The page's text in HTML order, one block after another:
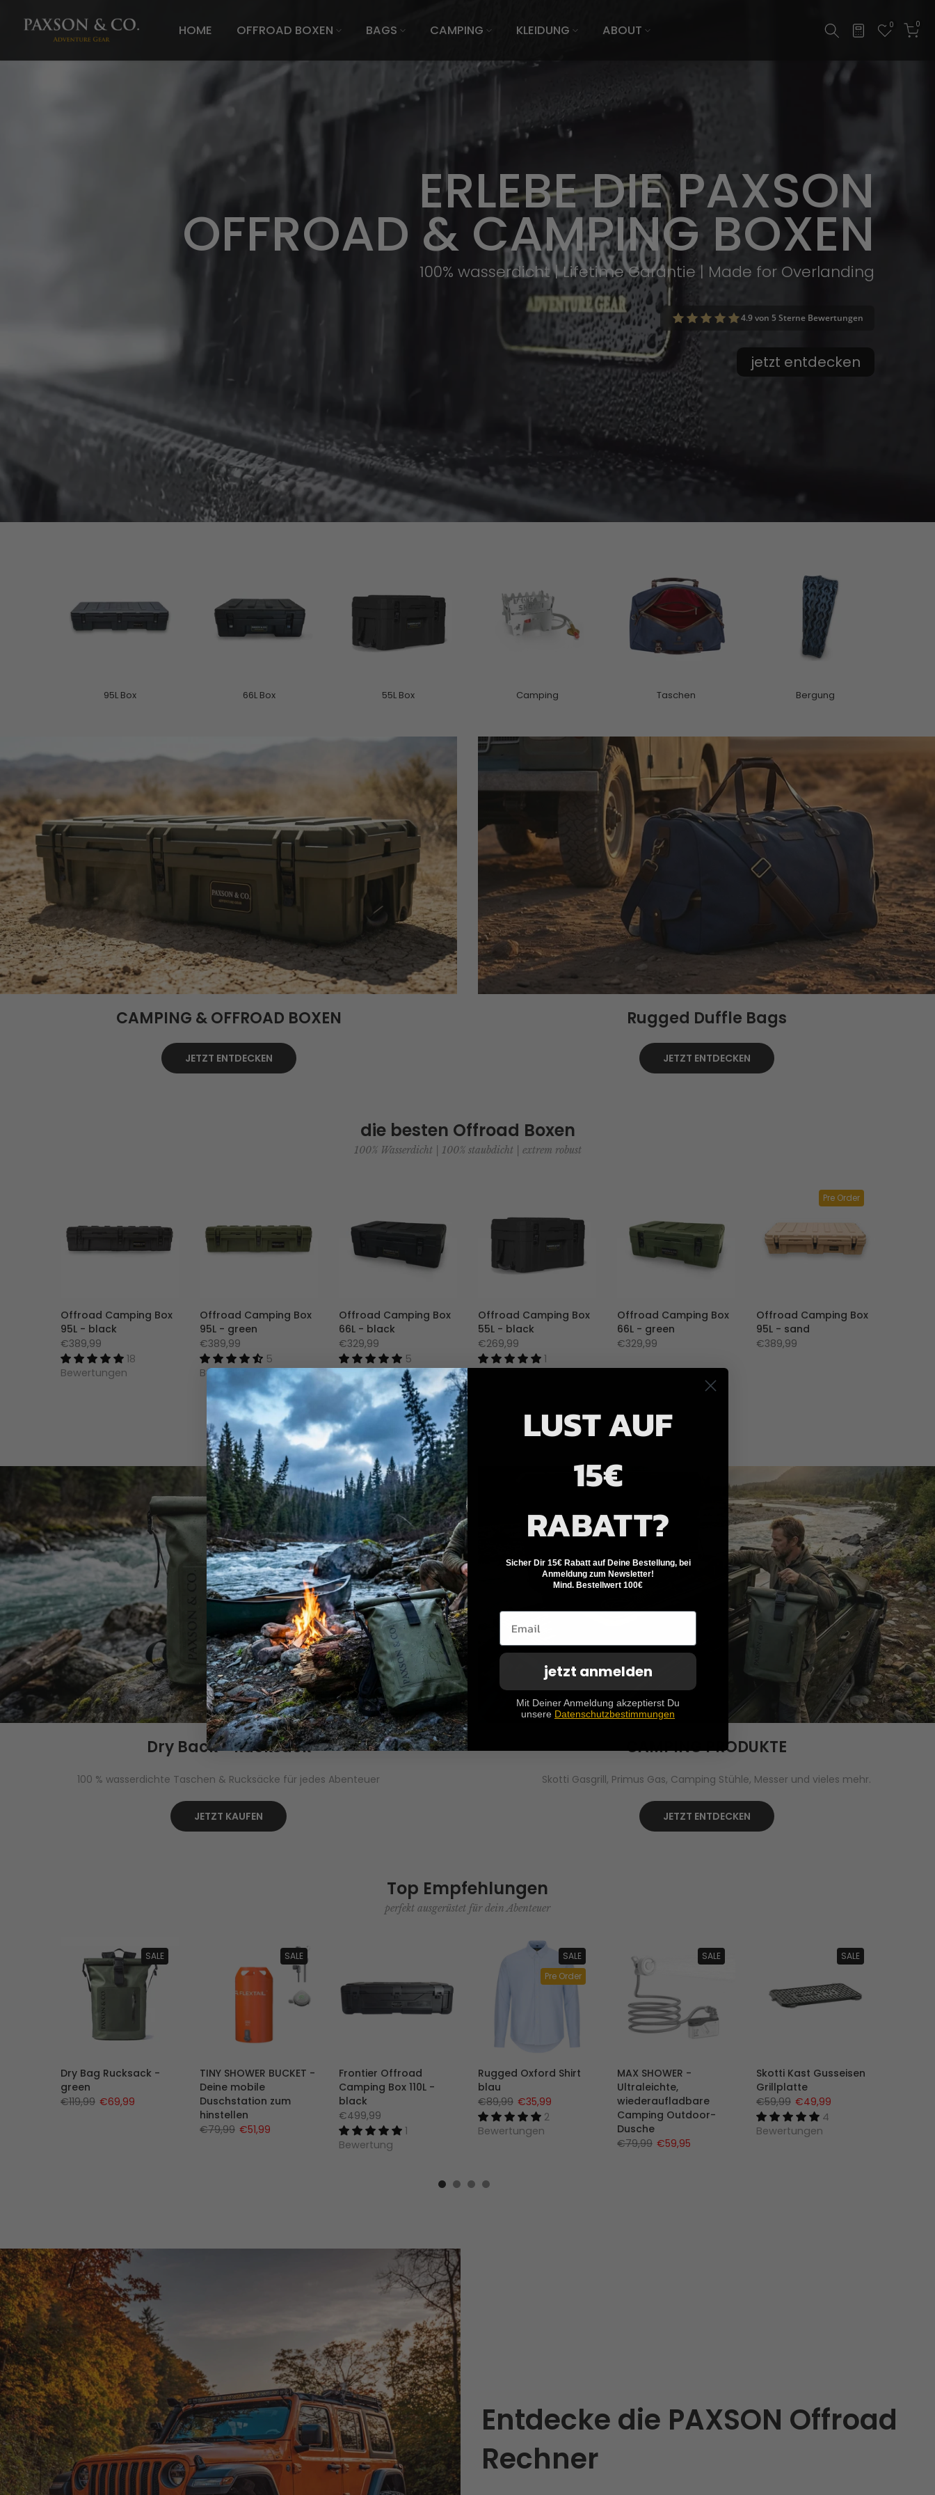
HOME OFFROAD BOXEN BAGS CAMPING KLEIDUNG ABOUT 0 0
ERLEBE DIE PAXSON
OFFROAD & CAMPING BOXEN
100% wasserdicht | Lifetime Garantie | Made for Overlanding
4.9 von 5 Sterne Bewertungen
jetzt entdecken
95L Box 66L Box 55L Box Camping Taschen Bergung
CAMPING & OFFROAD BOXEN
JETZT ENTDECKEN
Rugged Duffle Bags
JETZT ENTDECKEN
die besten Offroad Boxen
100% Wasserdicht | 100% staubdicht | extrem robust
Offroad Camping Box
95L - black
€389,99
18
Bewertungen
Offroad Camping Box
95L - green
€389,99
5
Bewertungen
Offroad Camping Box
66L - black
€329,99
5
Bewertungen
Offroad Camping Box
55L - black
€269,99
1
Bewertung
Offroad Camping Box
66L - green
€329,99
Pre Order
Offroad Camping Box
95L - sand
€389,99
Dry Back - Rucksack
100 % wasserdichte Taschen & Rucksäcke für jedes Abenteuer
JETZT KAUFEN
CAMPING PRODUKTE
Skotti Gasgrill, Primus Gas, Camping Stühle, Messer und vieles mehr.
JETZT ENTDECKEN
Top Empfehlungen
perfekt ausgerüstet für dein Abenteuer
SALE
Dry Bag Rucksack -
green
€119,99 €69,99
SALE
TINY SHOWER BUCKET -
Deine mobile
Duschstation zum
hinstellen
€79,99 €51,99
Frontier Offroad
Camping Box 110L -
black
€499,99
1
Bewertung
SALE
Pre Order
Rugged Oxford Shirt
blau
€89,99 €35,99
2
Bewertungen
SALE
MAX SHOWER -
Ultraleichte,
wiederaufladbare
Camping Outdoor-
Dusche
€79,99 €59,95
SALE
Skotti Kast Gusseisen
Grillplatte
€59,99 €49,99
4
Bewertungen
Entdecke die PAXSON Offroad
Rechner
LUST AUF
15€
RABATT?
Sicher Dir 15€ Rabatt auf Deine Bestellung, bei
Anmeldung zum Newsletter!
Mind. Bestellwert 100€
jetzt anmelden
Mit Deiner Anmeldung akzeptierst Du
unsere Datenschutzbestimmungen